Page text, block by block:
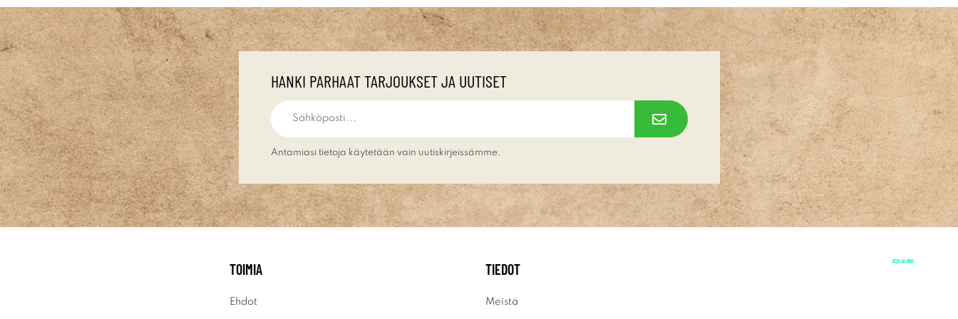
HANKI PARHAAT TARJOUKSET JA UUTISET
Antamiasi tietoja käytetään vain uutiskirjeissämme.
TOIMIA
Ehdot
TIEDOT
Meistä